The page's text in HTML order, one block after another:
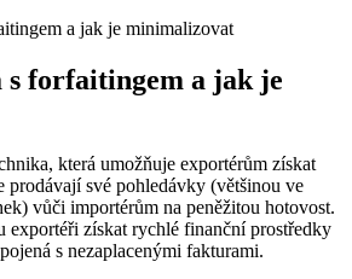
s forfaitingem a jak je
která umožňuje exportérům získat
své pohledávky (většinou ve
vůči importérům na peněžitou hotovost.
exportéři získat rychlé finanční prostředky
s nezaplacenými fakturami.